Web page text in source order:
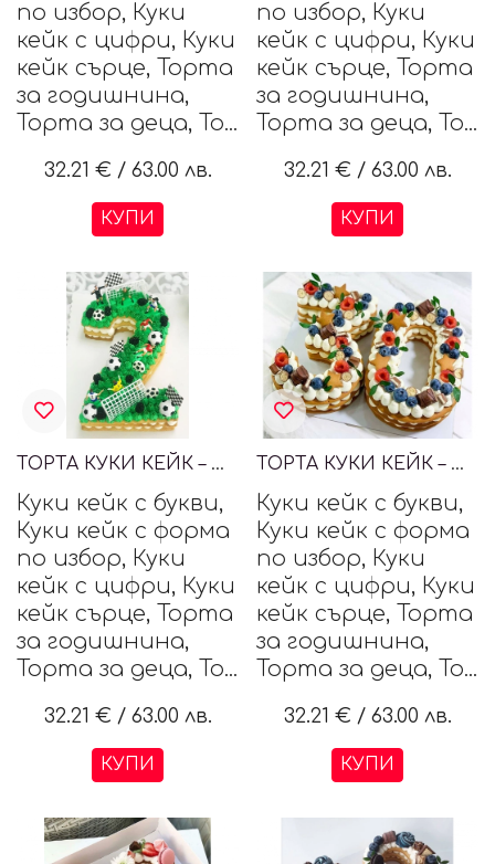
по избор, Куки
кейк с цифри, Куки
кейк сърце, Торта
за годишнина,
Торта за деца, То...
32.21 € / 63.00 лв.
КУПИ
по избор, Куки
кейк с цифри, Куки
кейк сърце, Торта
за годишнина,
Торта за деца, То...
32.21 € / 63.00 лв.
КУПИ
ТОРТА КУКИ КЕЙК – ЦИФРА 2
Куки кейк с букви,
Куки кейк с форма
по избор, Куки
кейк с цифри, Куки
кейк сърце, Торта
за годишнина,
Торта за деца, То...
32.21 € / 63.00 лв.
КУПИ
ТОРТА КУКИ КЕЙК – ЦИФРИ 30
Куки кейк с букви,
Куки кейк с форма
по избор, Куки
кейк с цифри, Куки
кейк сърце, Торта
за годишнина,
Торта за деца, То...
32.21 € / 63.00 лв.
КУПИ